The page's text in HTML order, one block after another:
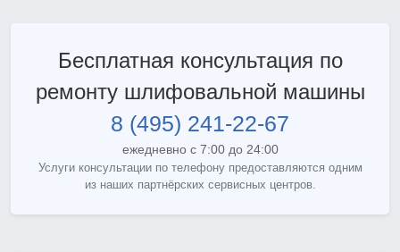
Бесплатная консультация по
ремонту шлифовальной машины
8 (495) 241-22-67
ежедневно с 7:00 до 24:00
Услуги консультации по телефону предоставляются одним
из наших партнёрских сервисных центров.